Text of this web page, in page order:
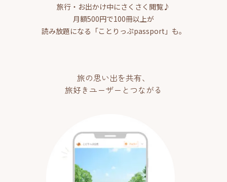
旅行・お出かけ中にさくさく閲覧♪
月額500円で100冊以上が
読み放題になる「ことりっぷpassport」も。
旅の思い出を共有、
旅好きユーザーとつながる